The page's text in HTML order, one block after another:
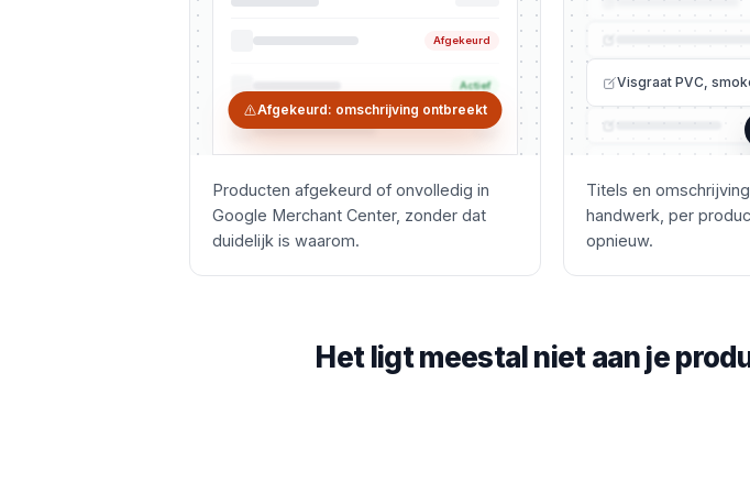
Afgekeurd
Actief
...
Afgekeurd: omschrijving ontbreekt
Producten afgekeurd of onvolledig in
Google Merchant Center, zonder dat
duidelijk is waarom.
Visgraat PVC,
Titels en
handwerk, per
opnieuw.
Het ligt meestal niet aan je